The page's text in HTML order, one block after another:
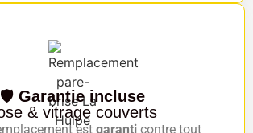
🛡️ Garantie incluse
& vitrage couverts
est garanticontre tout